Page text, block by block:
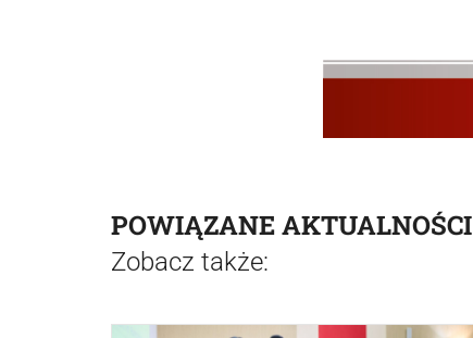
POWIĄZANE AKTUALNOŚCI
Zobacz także: